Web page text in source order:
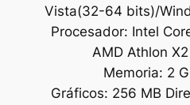
Vista(32-64 bits)/
Procesador: Intel
AMD Athlon
Memoria: 2
Gráficos: 256 MB